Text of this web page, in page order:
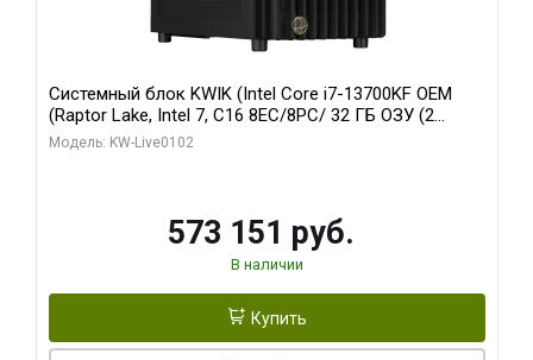
Системный блок KWIK (Intel Core i7-13700KF OEM
(Raptor Lake, Intel 7, C16 8EC/8PC/ 32 ГБ ОЗУ (2
модуля)/ Afox RTX4090 24GB GDDR6X 384-Bit 3xDP
Модель: KW-Live0102
573 151 руб.
В наличии
Купить